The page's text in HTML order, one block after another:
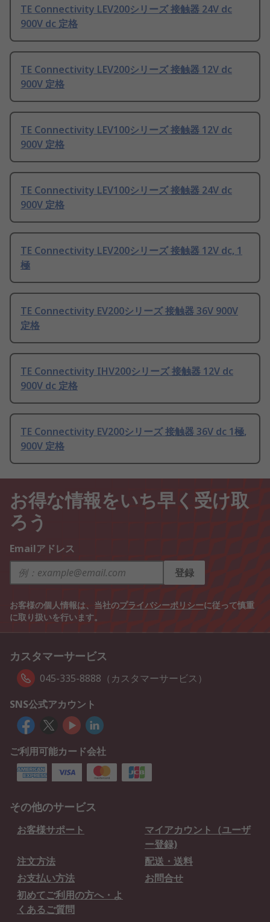
TE Connectivity LEV200シリーズ 接触器 24V dc
900V dc 定格
TE Connectivity LEV200シリーズ 接触器 12V dc
900V 定格
TE Connectivity LEV100シリーズ 接触器 12V dc
900V 定格
TE Connectivity LEV100シリーズ 接触器 24V dc
900V 定格
TE Connectivity LEV200シリーズ 接触器 12V dc, 1
極
TE Connectivity EV200シリーズ 接触器 36V 900V
定格
TE Connectivity IHV200シリーズ 接触器 12V dc
900V dc 定格
TE Connectivity EV200シリーズ 接触器 36V dc 1極,
900V 定格
お得な情報をいち早く受け取
ろう
Emailアドレス
登録
お客様の個人情報は、当社のプライバシーポリシーに従って慎重
に取り扱いを行います。
カスタマーサービス
045-335-8888（カスタマーサービス）
SNS公式アカウント
ご利用可能カード会社
その他のサービス
お客様サポート
マイアカウント（ユーザ
ー登録)
注文方法
配送・送料
お支払い方法
お問合せ
初めてご利用の方へ・よ
くあるご質問